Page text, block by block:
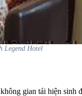
Legend Hotel
gian tái hiện